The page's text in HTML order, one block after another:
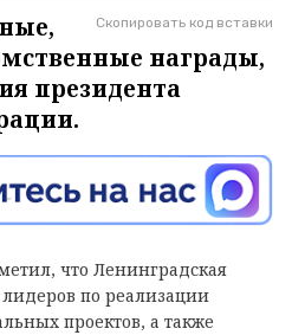
Скопировать код вставки
награды,
президента
что Ленинградская
по реализации
проектов, а также